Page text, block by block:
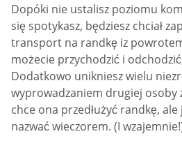
Dopóki nie ustalisz poziomu
się spotykasz, będziesz chciał
transport na randkę iz
możecie przychodzić i
Dodatkowo unikniesz wielu
wyprowadzaniem drugiej osoby
chce ona przedłużyć randkę,
nazwać wieczorem. (I